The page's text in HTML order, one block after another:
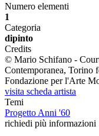
Numero elementi
1
Categoria
dipinto
Credits
© Mario Schifano -
Contemporanea, Torino
Fondazione per l'Arte
visita scheda artista
Temi
Progetto Anni '60
richiedi più informazioni